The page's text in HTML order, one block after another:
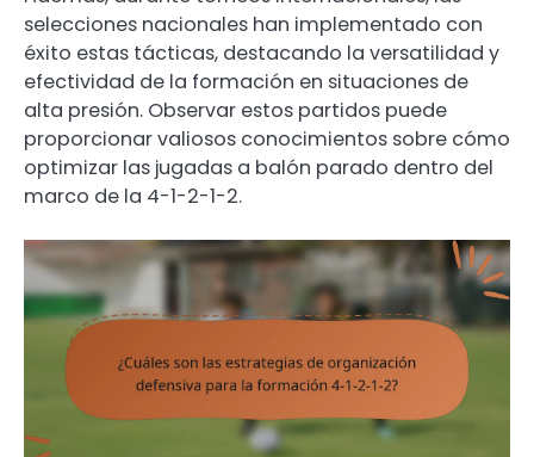
selecciones nacionales han implementado con
éxito estas tácticas, destacando la versatilidad y
efectividad de la formación en situaciones de
alta presión. Observar estos partidos puede
proporcionar valiosos conocimientos sobre cómo
optimizar las jugadas a balón parado dentro del
marco de la 4-1-2-1-2.